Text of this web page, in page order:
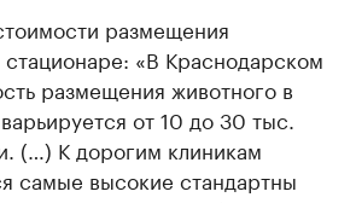
размещения
стационаре: «В Краснодарском
размещения животного в
от 10 до 30 тыс.
(…) К дорогим клиникам
самые высокие стандартны